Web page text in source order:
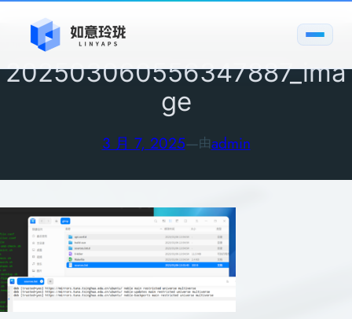
容202503060556347887_ima
ge
3 月 7, 2025—由admin